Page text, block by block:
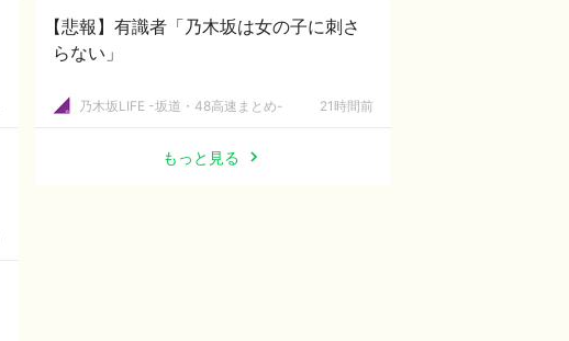
【悲報】有識者「乃木坂は女の子に刺さ
らない」
乃木坂LIFE -坂道・48高速まとめ- 21時間前
もっと見る